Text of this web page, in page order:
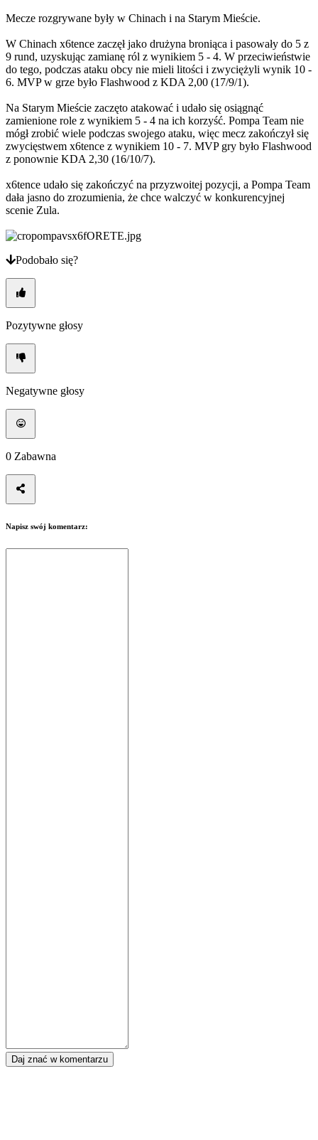
Wydarzenia
grze
Wiadomości
Media
Przewodniki
Mecze rozgrywane były w Chinach i na Starym Mieście.
W Chinach x6tence zaczęł jako drużyna broniąca i pasowały do ​​5 z
9 rund, uzyskując zamianę ról z wynikiem 5 - 4. W przeciwieństwie
do tego, podczas ataku obcy nie mieli litości i zwyciężyli wynik 10 -
6. MVP w grze było Flashwood z KDA 2,00 (17/9/1).
Na Starym Mieście zaczęto atakować i udało się osiągnąć
zamienione role z wynikiem 5 - 4 na ich korzyść. Pompa Team nie
mógł zrobić wiele podczas swojego ataku, więc mecz zakończył się
zwycięstwem x6tence z wynikiem 10 - 7. MVP gry było Flashwood
z ponownie KDA 2,30 (16/10/7).
x6tence udało się zakończyć na przyzwoitej pozycji, a Pompa Team
dała jasno do zrozumienia, że ​​chce walczyć w konkurencyjnej
scenie Zula.
Podobało się?
Pozytywne głosy
Negatywne głosy
0 Zabawna
Napisz swój komentarz:
Daj znać w komentarzu